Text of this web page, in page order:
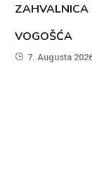
ZAHVALNICA
VOGOŠĆA
7. Augusta